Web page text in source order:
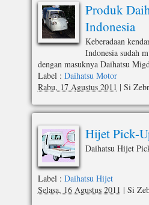
Produk
Indonesia
Keberadaan
Indonesia sudah
dengan masuknya Daihatsu
Label : Daihatsu Motor
Rabu, 17 Agustus 2011 | Si
Hijet Pick-
Daihatsu Hijet
Label : Daihatsu Hijet
Selasa, 16 Agustus 2011 | Si